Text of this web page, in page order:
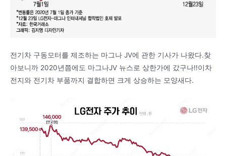
전기차 구동모터를 제조하는 마그나 JV에 관한 기사가 나왔다.찾
아보니까 2020년쯤에도 마그나JV 뉴스로 상한가에 갔구나!!이차
전지와 전기차 부품까지 결합하면 크게 상승하는 모양새다.